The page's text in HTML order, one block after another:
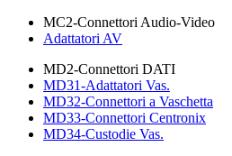
MC2-Connettori Audio-Video
Adattatori AV
MD2-Connettori DATI
MD31-Adattatori Vas.
MD32-Connettori a Vaschetta
MD33-Connettori Centronix
MD34-Custodie Vas.